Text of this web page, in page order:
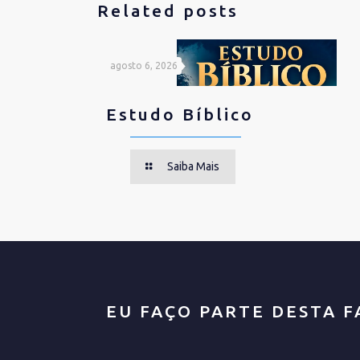
Related posts
agosto 6, 2026
Estudo Bíblico
Saiba Mais
EU FAÇO PARTE DESTA